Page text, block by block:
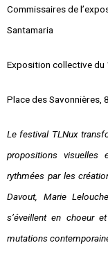
Commissaires de
Santamaria
Exposition collective du
Place des Savonnières,
Le festival TLNux
propositions visuelles
rythmées par les
Davout, Marie
s’éveillent en choeur
mutations